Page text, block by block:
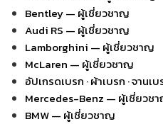
Bentley — ผู้เชี่ยวชาญ
Audi RS — ผู้เชี่ยวชาญ
Lamborghini — ผู้เชี่ยวชาญ
McLaren — ผู้เชี่ยวชาญ
อัปเกรดเบรก · ผ้าเบรก · จานเบ
Mercedes-Benz — ผู้เชี่ยวช
BMW — ผู้เชี่ยวชาญ